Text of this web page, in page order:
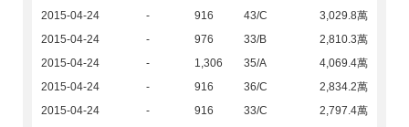
2015-04-24
- 916 43/C
3,029.8萬
2015-04-24
- 976 33/B
2,810.3萬
2015-04-24
- 1,306 35/A
4,069.4萬
2015-04-24
- 916 36/C
2,834.2萬
2015-04-24
- 916 33/C
2,797.4萬